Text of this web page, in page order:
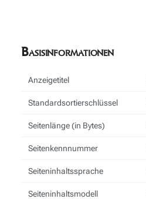
Basisinformationen
Anzeigetitel
Standardsortierschlüssel
Seitenlänge (in Bytes)
Seitenkennnummer
Seiteninhaltssprache
Seiteninhaltsmodell